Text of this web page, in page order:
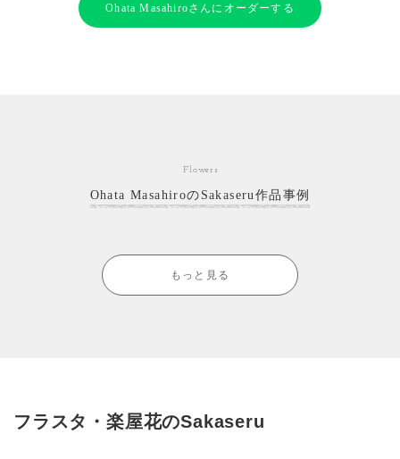
Ohata Masahiroさんにオーダーする
Flowers
Ohata MasahiroのSakaseru作品事例
もっと見る
フラスタ・楽屋花のSakaseru